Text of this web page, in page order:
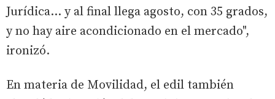
Jurídica… y al final llega agosto, con 35 grados,
y no hay aire acondicionado en el mercado",
ironizó.
En materia de Movilidad, el edil también